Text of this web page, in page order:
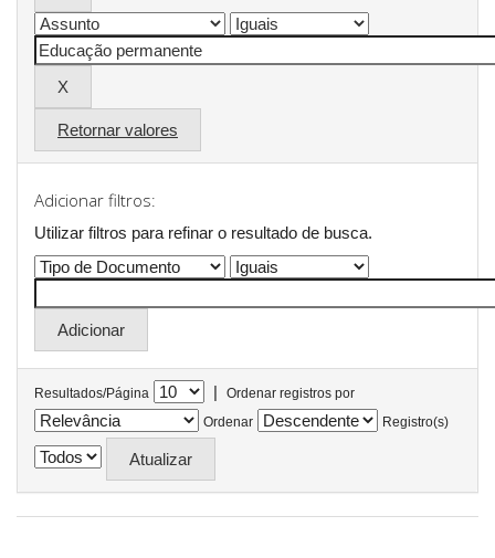
Retornar valores
Adicionar filtros:
Utilizar filtros para refinar o resultado de busca.
Resultados/Página |
Ordenar registros por
Ordenar
Registro(s)